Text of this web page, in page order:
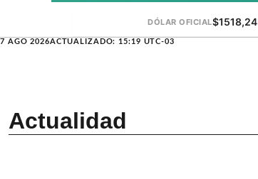
DÓLAR OFICIAL$1518,24
7 AGO 2026ACTUALIZADO: 15:19 UTC-03
Actualidad